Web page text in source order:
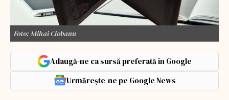
Foto: Mihai Ciobanu
Adaugă-ne ca sursă preferată în Google
Urmărește-ne pe Google News